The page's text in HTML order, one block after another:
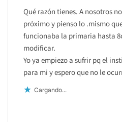
Qué razón tienes. A nosotros
próximo y pienso lo .mismo
funcionaba la primaria hasta
modificar.
Yo ya empiezo a sufrir pq el
para mi y espero que no le
Cargando...